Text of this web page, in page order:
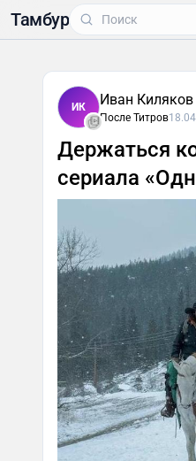
Тамбур
ИК Иван Киляков
После Титров
Держаться
сериала